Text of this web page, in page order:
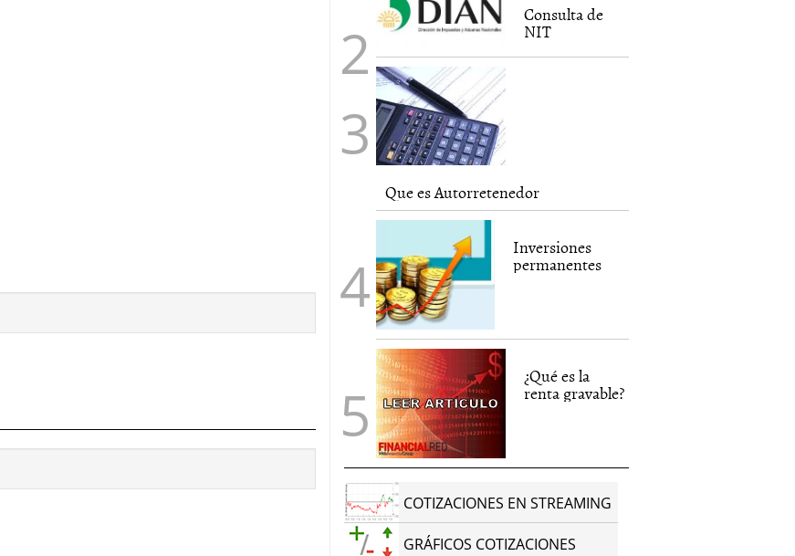
Consulta de
NIT
Que es Autorretenedor
Inversiones
permanentes
¿Qué es la
renta gravable?
COTIZACIONES EN STREAMING
GRÁFICOS COTIZACIONES